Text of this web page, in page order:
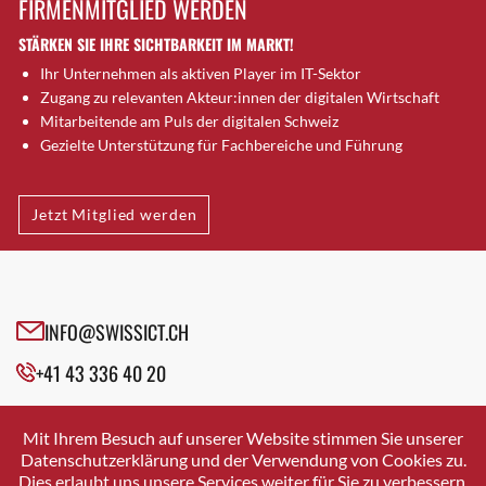
Brütten
Bubendorf
Bubikon
Buchs (SG)
Burgdorf
Bülach
Cazis
Cham
Davos Platz
Davos Platz 1
Dietikon
Dietlikon
FIRMENMITGLIED WERDEN
STÄRKEN SIE IHRE SICHTBARKEIT IM MARKT!
Ihr Unternehmen als aktiven Player im IT-Sektor
Zugang zu relevanten Akteur:innen der digitalen Wirtschaft
Mitarbeitende am Puls der digitalen Schweiz
Gezielte Unterstützung für Fachbereiche und Führung
Jetzt Mitglied werden
INFO@SWISSICT.CH
+41 43 336 40 20
SWISSICT
VULKANSTRASSE 120
8048 ZURICH
Mit Ihrem Besuch auf unserer Website stimmen Sie unserer
Datenschutzerklärung und der Verwendung von Cookies zu.
Dies erlaubt uns unsere Services weiter für Sie zu verbessern.